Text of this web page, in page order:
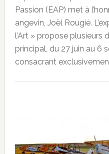
Passion (EAP) met à
angevin, Joël Rougié.
l’Art » propose plusieurs
principal, du 27 juin au 6
consacrant